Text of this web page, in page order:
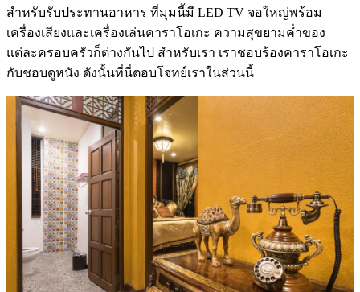
สำหรับรับประทานอาหาร ที่มุมนี้มี LED TV จอใหญ่พร้อม
เครื่องเสียงและเครื่องเล่นคาราโอเกะ ความสุขยามค่ำของ
แต่ละครอบครัวก็ต่างกันไป สำหรับเรา เราชอบร้องคาราโอเกะ
กับชอบดูหนัง ดังนั้นที่นี่ตอบโจทย์เราในส่วนนี้